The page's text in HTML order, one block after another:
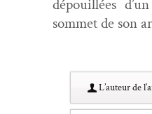
dépouil­lées
som­met de son
L’au­teur de